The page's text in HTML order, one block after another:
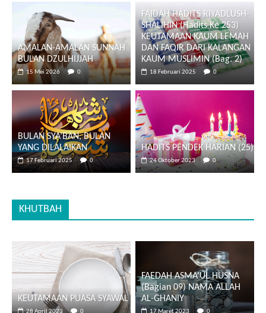
AMALAN-AMALAN SUNNAH
BULAN DZULHIJJAH
15 Mei 2026 0
FAIDAH HADITS RIYADLUSH-
SHALIHIN (Hadits Ke 253)
KEUTAMAAN KAUM LEMAH
DAN FAQIR DARI KALANGAN
KAUM MUSLIMIN (Bag. 2)
18 Februari 2025 0
BULAN SYA’BAN, BULAN
YANG DILALAIKAN
17 Februari 2025 0
HADITS PENDEK HARIAN (25)
24 Oktober 2023 0
KHUTBAH
KEUTAMAAN PUASA SYAWAL
28 April 2023 0
FAEDAH ASMA’UL HUSNA
(Bagian 09) NAMA ALLAH
AL-GHANIY
17 Maret 2023 0